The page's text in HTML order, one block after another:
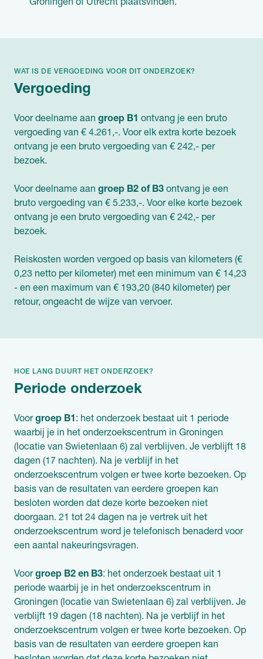
Groningen of Utrecht plaatsvinden.
WAT IS DE VERGOEDING VOOR DIT ONDERZOEK?
Vergoeding
Voor deelname aan groep B1 ontvang je een bruto
vergoeding van € 4.261,-. Voor elk extra korte bezoek
ontvang je een bruto vergoeding van € 242,- per
bezoek.
Voor deelname aan groep B2 of B3 ontvang je een
bruto vergoeding van € 5.233,-. Voor elke korte bezoek
ontvang je een bruto vergoeding van € 242,- per
bezoek.
Reiskosten worden vergoed op basis van kilometers (€
0,23 netto per kilometer) met een minimum van € 14,23
- en een maximum van € 193,20 (840 kilometer) per
retour, ongeacht de wijze van vervoer.
HOE LANG DUURT HET ONDERZOEK?
Periode onderzoek
Voorgroep B1: het onderzoek bestaat uit 1 periode
waarbij je in het onderzoekscentrum in Groningen
(locatie van Swietenlaan 6) zal verblijven. Je verblijft 18
dagen (17 nachten). Na je verblijf in het
onderzoekscentrum volgen er twee korte bezoeken. Op
basis van de resultaten van eerdere groepen kan
besloten worden dat deze korte bezoeken niet
doorgaan. 21 tot 24 dagen na je vertrek uit het
onderzoekscentrum word je telefonisch benaderd voor
een aantal nakeuringsvragen.
Voorgroep B2 en B3: het onderzoek bestaat uit 1
periode waarbij je in het onderzoekscentrum in
Groningen (locatie van Swietenlaan 6) zal verblijven. Je
verblijft 19 dagen (18 nachten). Na je verblijf in het
onderzoekscentrum volgen er twee korte bezoeken. Op
basis van de resultaten van eerdere groepen kan